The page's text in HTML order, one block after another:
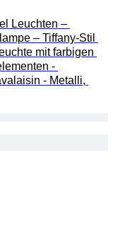
Leuchten –
– Tiffany-Stil
mit farbigen
-
- Metalli,